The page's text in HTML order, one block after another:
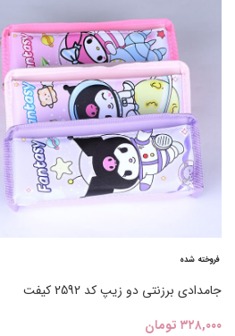
فروخته شده
جامدادی برزنتی دو زیپ کد 2592 کیفت
۳۲۸,۰۰۰ تومان